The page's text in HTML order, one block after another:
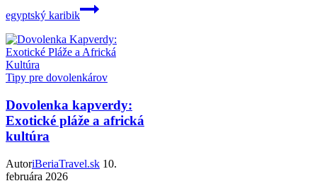
egyptský karibik
Tipy pre dovolenkárov
Dovolenka kapverdy:
Exotické pláže a africká
kultúra
AutoriBeriaTravel.sk 10.
februára 2026